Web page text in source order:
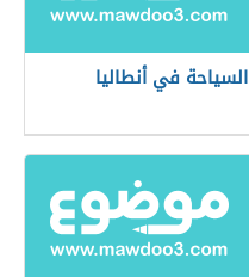
السياحة في أنطاليا